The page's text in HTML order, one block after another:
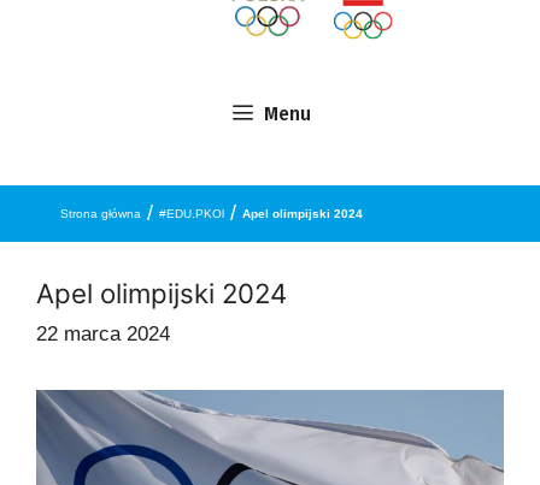
Menu
Strona główna / #EDU.PKOl / Apel olimpijski 2024
Apel olimpijski 2024
22 marca 2024